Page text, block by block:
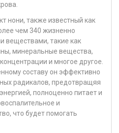
нони, также известный как
чем 340 жизненно
веществами, такие как
минеральные вещества,
и многое другое.
составу он эффективно
радикалов, предотвращяя
полноценно питает и
и
что будет помогать